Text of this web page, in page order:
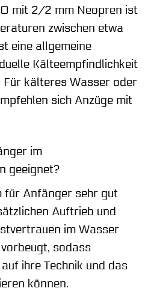
mit 2/2 mm Neopren ist
zwischen etwa
eine allgemeine
Kälteempfindlichkeit
Für kälteres Wasser oder
sich Anzüge mit
im
geeignet?
für Anfänger sehr gut
Auftrieb und
im Wasser
sodass
ihre Technik und das
können.